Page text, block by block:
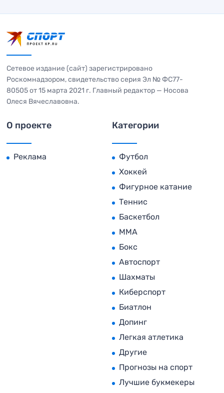
Сетевое издание (сайт) зарегистрировано
Роскомнадзором, свидетельство серия Эл № ФС77-
80505 от 15 марта 2021 г. Главный редактор — Носова
Олеся Вячеславовна.
О проекте
Реклама
Категории
Футбол
Хоккей
Фигурное катание
Теннис
Баскетбол
MMA
Бокс
Автоспорт
Шахматы
Киберспорт
Биатлон
Допинг
Легкая атлетика
Другие
Прогнозы на спорт
Лучшие букмекеры